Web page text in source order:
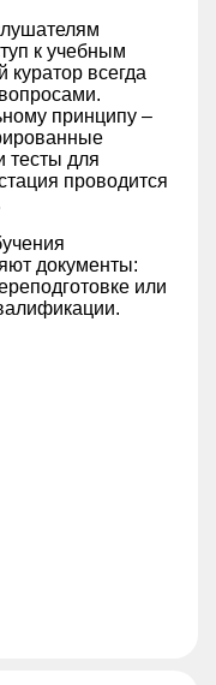
к учебным
всегда
принципу –
тесты для
проводится
документы:
или